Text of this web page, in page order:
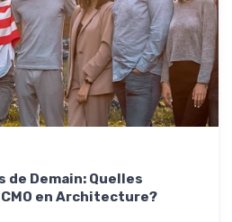
de Demain: Quelles
en Architecture?